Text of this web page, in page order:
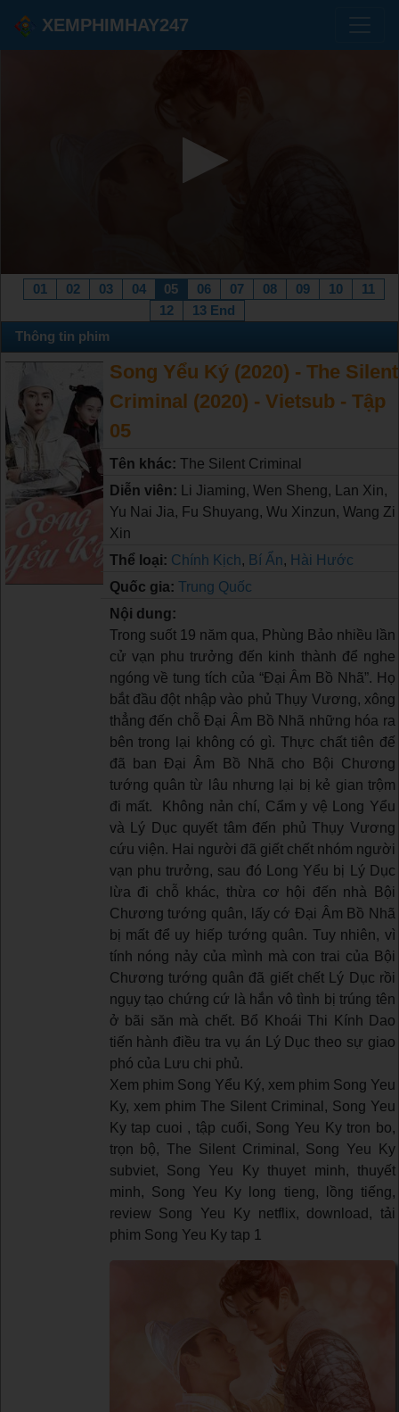
XEMPHIMHAY247
01 02 03 04 05 06 07 08 09 10
11
12
13 End
Thông tin phim
Song Yểu Ký (2020) - The Silent
Criminal (2020) - Vietsub - Tập
05
Tên khác: The Silent Criminal
Diễn viên:
Li Jiaming, Wen Sheng, Lan Xin,
Yu Nai Jia, Fu Shuyang, Wu Xinzun, Wang Zi
Xin
Thể loại: Chính Kịch, Bí Ẩn, Hài Hước
Quốc gia: Trung Quốc
Nội dung:
Trong suốt 19 năm qua, Phùng Bảo nhiều lần
cử vạn phu trưởng đến kinh thành để nghe
ngóng về tung tích của “Đại Âm Bồ Nhã”. Họ
bắt đầu đột nhập vào phủ Thụy Vương, xông
thẳng đến chỗ Đại Âm Bồ Nhã những hóa ra
bên trong lại không có gì. Thực chất tiên đế
đã ban Đại Âm Bồ Nhã cho Bội Chương
tướng quân từ lâu nhưng lại bị kẻ gian trộm
đi mất. Không nản chí, Cẩm y vệ Long Yểu
và Lý Dục quyết tâm đến phủ Thụy Vương
cứu viện. Hai người đã giết chết nhóm người
vạn phu trưởng, sau đó Long Yểu bị Lý Dục
lừa đi chỗ khác, thừa cơ hội đến nhà Bội
Chương tướng quân, lấy cớ Đại Âm Bồ Nhã
bị mất để uy hiếp tướng quân. Tuy nhiên, vì
tính nóng nảy của mình mà con trai của Bội
Chương tướng quân đã giết chết Lý Dục rồi
ngụy tạo chứng cứ là hắn vô tình bị trúng tên
ở bãi săn mà chết. Bổ Khoái Thi Kính Dao
tiến hành điều tra vụ án Lý Dục theo sự giao
phó của Lưu chi phủ.
Xem phim Song Yểu Ký, xem phim Song Yeu
Ky, xem phim The Silent Criminal, Song Yeu
Ky tap cuoi , tập cuối, Song Yeu Ky tron bo,
trọn bộ, The Silent Criminal, Song Yeu Ky
subviet, Song Yeu Ky thuyet minh, thuyết
minh, Song Yeu Ky long tieng, lồng tiếng,
review Song Yeu Ky netflix, download, tải
phim Song Yeu Ky tap 1